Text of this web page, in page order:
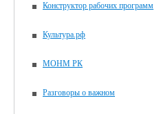
Конструктор рабочих программ
Культура.рф
МОНМ РК
Разговоры о важном